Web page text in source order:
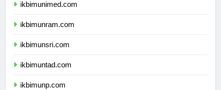
ikbimunimed.com
ikbimunram.com
ikbimunsri.com
ikbimuntad.com
ikbimunp.com